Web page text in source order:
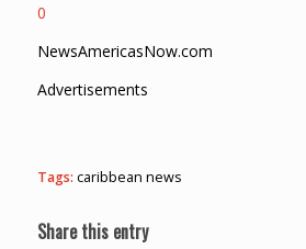
0
NewsAmericasNow.com
Advertisements
Tags: caribbean news
Share this entry